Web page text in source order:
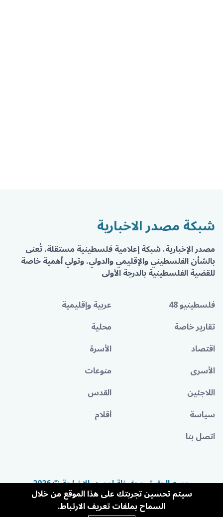
شبكة مصدر الاخبارية
مصدر الإخبارية، شبكة إعلامية فلسطينية مستقلة، تُعنى
بالشأن الفلسطيني والإقليمي والدولي، وتولي أهمية خاصة
للقضية الفلسطينية بالدرجة الأولى
فلسطينيو 48
عربية وإقليمية
تقارير خاصة
محلية
اقتصاد
الأسرة
الأسرى
منوعات
اللاجئين
القدس
سياسة
أقلام
اتصل بنا
جميع الحقوق محفوظة لمصدر الإخبارية © 2026
سيتم تحسين تجربتك على هذا الموقع من خلال
السماح بملفات تعريف الارتباط.